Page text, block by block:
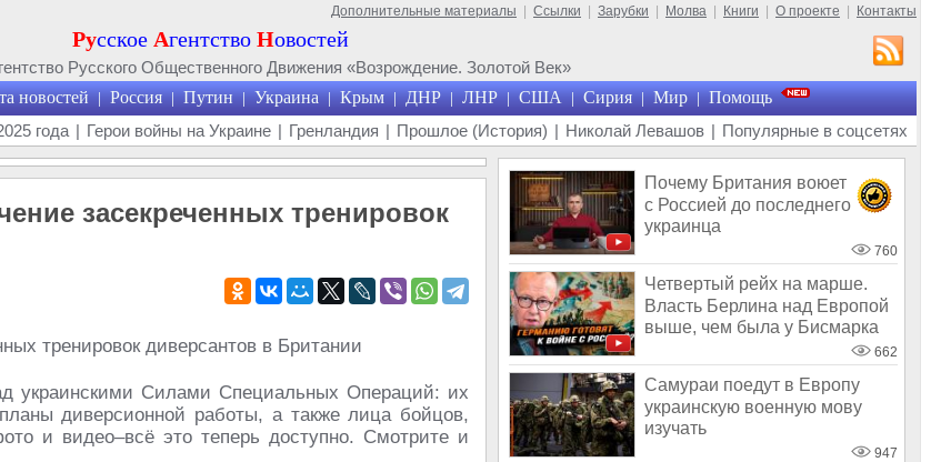
Дополнительные материалы Ссылки Зарубки Молва Книги О проекте Контакты
Русское Агентство Новостей
Русского Общественного Движения «Возрождение. Золотой Век»
новостей | Россия | Путин | Украина | Крым | ДНР | ЛНР | США | Сирия | Мир | Помощь
года | Герои войны на Украине | Гренландия | Прошлое (История) | Николай Левашов | Популярные в соцсетях
засекреченных тренировок
украинскими Силами Специальных Операций: их
диверсионной работы, а также лица бойцов,
и видео–всё это теперь доступно. Смотрите и
Почему Британия воюет
с Россией до последнего
украинца
760
Четвертый рейх на марше.
Власть Берлина над Европой
выше, чем была у Бисмарка
662
Самураи поедут в Европу
украинскую военную мову
изучать
947